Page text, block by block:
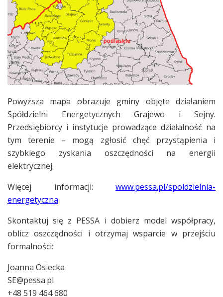
Powyższa mapa obrazuje gminy objęte działaniem
Spółdzielni Energetycznych Grajewo i Sejny.
Przedsiębiorcy i instytucje prowadzące działalność na
tym terenie – mogą zgłosić chęć przystąpienia i
szybkiego zyskania oszczędności na energii
elektrycznej.
Więcej informacji: www.pessa.pl/spoldzielnia-
energetyczna
Skontaktuj się z PESSA i dobierz model współpracy,
oblicz oszczędności i otrzymaj wsparcie w przejściu
formalności:
Joanna Osiecka
SE@pessa.pl
+48 519 464 680